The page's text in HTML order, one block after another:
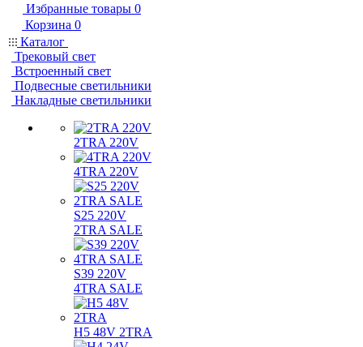
Избранные товары 0
Корзина 0
Каталог
Трековый свет
Встроенный свет
Подвесные светильники
Накладные светильники
2TRA 220V
4TRA 220V
S25 220V
2TRA SALE
S39 220V
4TRA SALE
H5 48V 2TRA